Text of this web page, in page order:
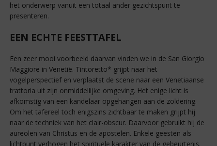
het onderwerp vanuit een totaal ander gezichtspunt te
presenteren.
EEN ECHTE FEESTTAFEL
Een zeer mooi voorbeeld daarvan vinden we in de San Giorgio
Maggiore in Venetië. Tintoretto* grijpt naar het
vogelperspectief en verplaatst de scene naar een Venetiaanse
trattoria uit zijn onmiddellijke omgeving. Het enige licht is
afkomstig van een kandelaar opgehangen aan de zoldering.
Om het tafereel toch enigszins zichtbaar te maken grijpt hij
naar de techniek van het clair-obscur. Daarvoor gebruikt hij de
aureolen van Christus en de apostelen. Enkele geesten als
lichtpunt verhogen het spirituele karakter van de gebeurtenis.